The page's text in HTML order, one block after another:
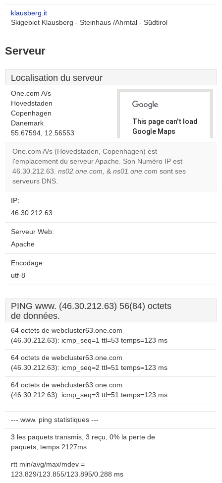
klausberg.it
Skigebiet Klausberg - Steinhaus /Ahrntal - Südtirol
Serveur
Localisation du serveur
One.com A/s
Hovedstaden
Copenhagen
Danemark
55.67594, 12.56553
This page can't load
Google Maps
correctly.
Do you
own this
One.com A/s (Hovedstaden, Copenhagen) est
l'emplacement du serveur Apache. Son Numéro IP est
46.30.212.63. ns02.one.com, & ns01.one.com sont ses
serveurs DNS.
IP:
46.30.212.63
Serveur Web:
Apache
Encodage:
utf-8
PING www. (46.30.212.63) 56(84) octets
de données.
64 octets de webcluster63.one.com
(46.30.212.63): icmp_seq=1 ttl=53 temps=123 ms
64 octets de webcluster63.one.com
(46.30.212.63): icmp_seq=2 ttl=51 temps=123 ms
64 octets de webcluster63.one.com
(46.30.212.63): icmp_seq=3 ttl=51 temps=123 ms
--- www. ping statistiques ---
3 les paquets transmis, 3 reçu, 0% la perte de
paquets, temps 2127ms
rtt min/avg/max/mdev =
123.829/123.855/123.895/0.288 ms